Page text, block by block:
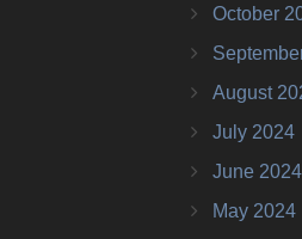
October
August
July 2024
June 2024
May 2024